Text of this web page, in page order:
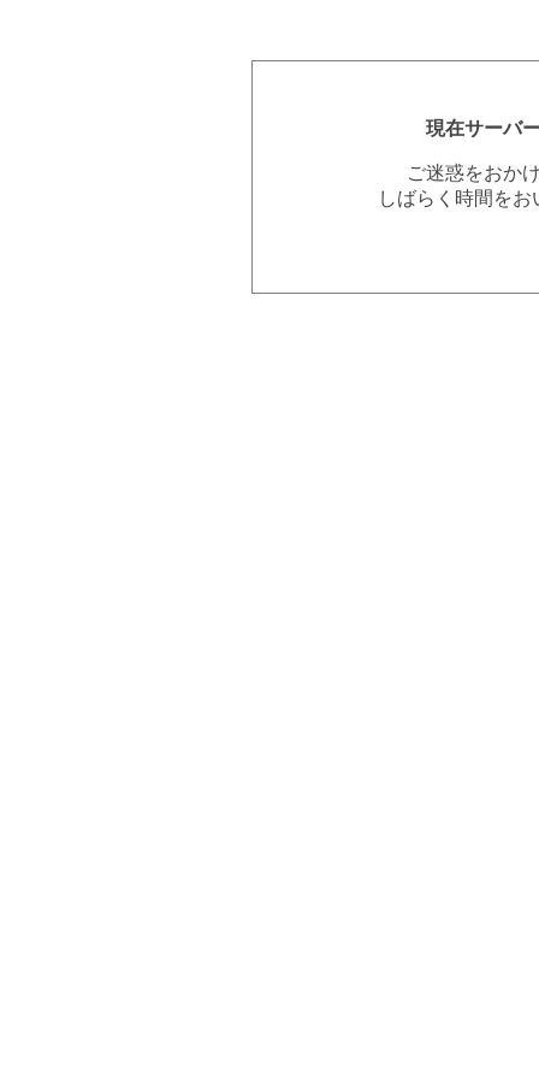
現在サーバ
ご迷惑をおか
しばらく時間を